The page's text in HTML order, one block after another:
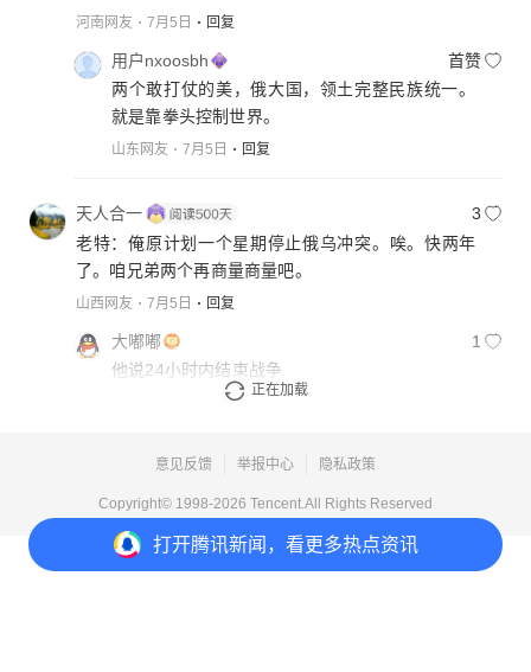
打开腾讯新闻，看更多热点资讯
河南网友 7月5日 回复
用户nxoosbh
首赞
两个敢打仗的美，俄大国，领土完整民族统一。
就是靠拳头控制世界。
山东网友 7月5日 回复
天人合一
3
老特：俺原计划一个星期停止俄乌冲突。唉。快两年
了。咱兄弟两个再商量商量吧。
山西网友 7月5日 回复
大嘟嘟
1
他说24小时内结束战争
7月12日
正在加载
意见反馈 举报中心 隐私政策
Copyright© 1998-2026 Tencent.All Rights Reserved